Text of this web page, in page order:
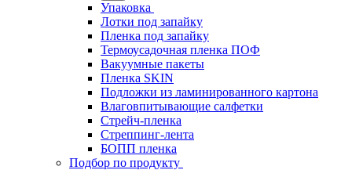
Упаковка
Лотки под запайку
Пленка под запайку
Термоусадочная пленка ПОФ
Вакуумные пакеты
Пленка SKIN
Подложки из ламинированного картона
Влаговпитывающие салфетки
Стрейч-пленка
Стреппинг-лента
БОПП пленка
Подбор по продукту